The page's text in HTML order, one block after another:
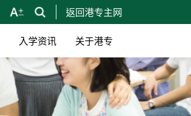
返回港专主网
入学资讯 关于港专